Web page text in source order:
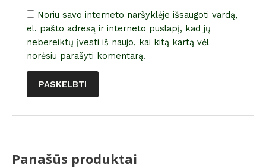
Noriu savo interneto naršyklėje išsaugoti vardą,
el. pašto adresą ir interneto puslapį, kad jų
nebereiktų įvesti iš naujo, kai kitą kartą vėl
norėsiu parašyti komentarą.
Panašūs produktai